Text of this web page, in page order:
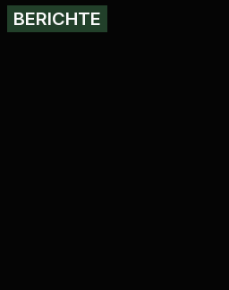
BERICHTE